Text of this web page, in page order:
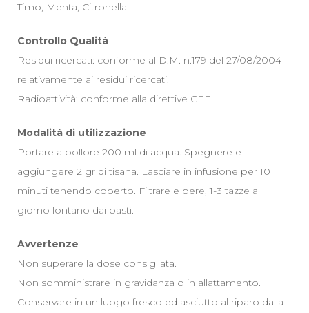
Timo, Menta, Citronella.
Controllo Qualità
Residui ricercati: conforme al D.M. n.179 del 27/08/2004
relativamente ai residui ricercati.
Radioattività: conforme alla direttive CEE.
Modalità di utilizzazione
Portare a bollore 200 ml di acqua. Spegnere e
aggiungere 2 gr di tisana. Lasciare in infusione per 10
minuti tenendo coperto. Filtrare e bere, 1-3 tazze al
giorno lontano dai pasti.
Avvertenze
Non superare la dose consigliata.
Non somministrare in gravidanza o in allattamento.
Conservare in un luogo fresco ed asciutto al riparo dalla